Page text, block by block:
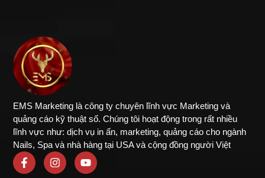
EMS Marketing là công ty chuyên lĩnh vực Marketing và
quảng cáo kỹ thuật số. Chúng tôi hoạt động trong rất nhiều
lĩnh vực như: dịch vụ in ấn, marketing, quảng cáo cho ngành
Nails, Spa và nhà hàng tại USA và cộng đồng người Việt